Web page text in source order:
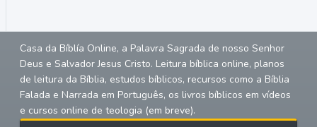
Casa da Bíblía Online, a Palavra Sagrada de nosso Senhor
Deus e Salvador Jesus Cristo. Leitura bíblica online, planos
de leitura da Bíblia, estudos bíblicos, recursos como a Bíblia
Falada e Narrada em Português, os livros bíblicos em vídeos
e cursos online de teologia (em breve).